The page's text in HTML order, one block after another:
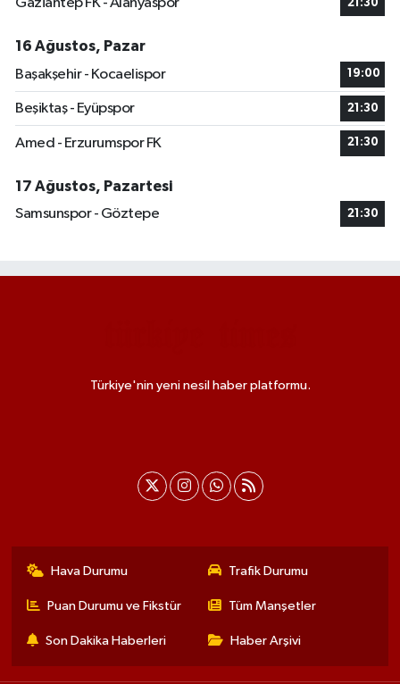
Gaziantep FK - Alanyaspor 21:30
16 Ağustos, Pazar
Başakşehir - Kocaelispor
19:00
Beşiktaş - Eyüpspor 21:30
Amed - Erzurumspor FK 21:30
17 Ağustos, Pazartesi
Samsunspor - Göztepe
21:30
Türkiye'nin yeni nesil haber platformu.
Hava Durumu Trafik Durumu
Puan Durumu ve Fikstür Tüm Manşetler
Son Dakika Haberleri Haber Arşivi